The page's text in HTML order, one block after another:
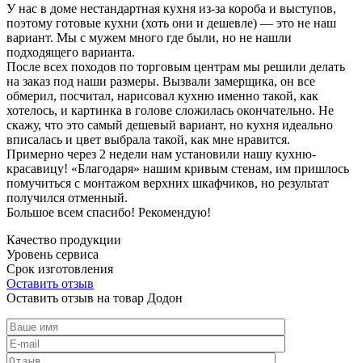
У нас в доме нестандартная кухня из-за короба и выступов,
поэтому готовые кухни (хоть они и дешевле) — это не наш
вариант. Мы с мужем много где были, но не нашли
подходящего варианта.
После всех походов по торговым центрам мы решили делать
на заказ под наши размеры. Вызвали замерщика, он все
обмерил, посчитал, нарисовал кухню именно такой, как
хотелось, и картинка в голове сложилась окончательно. Не
скажу, что это самый дешевый вариант, но кухня идеально
вписалась и цвет выбрала такой, как мне нравится.
Примерно через 2 недели нам установили нашу кухню-
красавицу! «Благодаря» нашим кривым стенам, им пришлось
помучиться с монтажом верхних шкафчиков, но результат
получился отменный.
Большое всем спасибо! Рекомендую!
Качество продукции
Уровень сервиса
Срок изготовления
Оставить отзыв
Оставить отзыв на товар Додон